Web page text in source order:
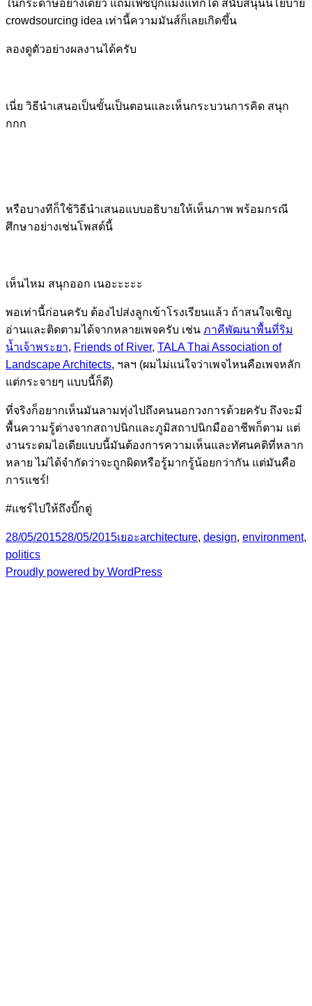
ในกระดาษอย่างเดียว แถมเฟซบุ๊กแม่งแท็กได้ สนับสนุนนโยบาย
crowdsourcing idea เท่านี้ความมันส์ก็เลยเกิดขึ้น
ลองดูตัวอย่างผลงานได้ครับ
เนี่ย วิธีนำเสนอเป็นขั้นเป็นตอนและเห็นกระบวนการคิด สนุก
กกก
หรือบางทีก็ใช้วิธีนำเสนอแบบอธิบายให้เห็นภาพ พร้อมกรณี
ศึกษาอย่างเช่นโพสต์นี้
เห็นไหม สนุกออก เนอะะะะะ
พอเท่านี้ก่อนครับ ต้องไปส่งลูกเข้าโรงเรียนแล้ว ถ้าสนใจเชิญ
อ่านและติดตามได้จากหลายเพจครับ เช่น ภาคีพัฒนาพื้นที่ริม
น้ำเจ้าพระยา, Friends of River, TALA Thai Association of
Landscape Architects, ฯลฯ (ผมไม่แน่ใจว่าเพจไหนคือเพจหลัก
แต่กระจายๆ แบบนี้ก็ดี)
ที่จริงก็อยากเห็นมันลามทุ่งไปถึงคนนอกวงการด้วยครับ ถึงจะมี
พื้นความรู้ต่างจากสถาปนิกและภูมิสถาปนิกมืออาชีพก็ตาม แต่
งานระดมไอเดียแบบนี้มันต้องการความเห็นและทัศนคติที่หลาก
หลาย ไม่ได้จำกัดว่าจะถูกผิดหรือรู้มากรู้น้อยกว่ากัน แต่มันคือ
การแชร์!
#แชร์ไปให้ถึงบิ๊กตู่
Posted
on
28/05/201528/05/2015Categories
เยอะTags
architecture, design, environment,
politics
Proudly powered by WordPress